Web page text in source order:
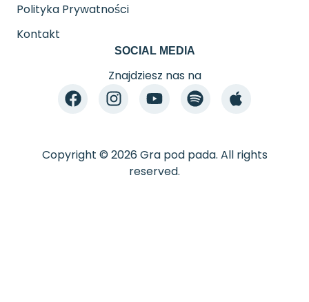
Polityka Prywatności
Kontakt
SOCIAL MEDIA
Znajdziesz nas na
Copyright © 2026 Gra pod pada. All rights
reserved.